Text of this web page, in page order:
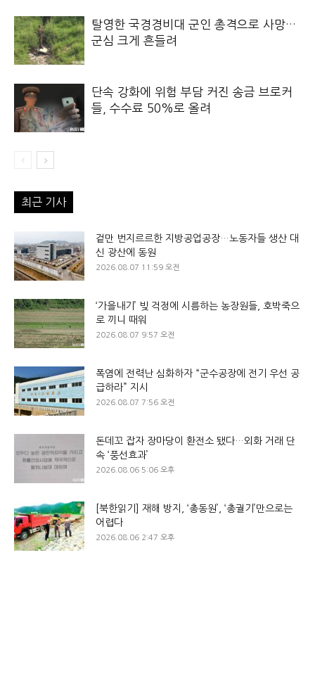
탈영한 국경경비대 군인 총격으로 사망…
군심 크게 흔들려
단속 강화에 위험 부담 커진 송금 브로커
들, 수수료 50%로 올려
최근 기사
겉만 번지르르한 지방공업공장…노동자들 생산 대
신 광산에 동원
2026.08.07 11:59 오전
‘가을내기’ 빚 걱정에 시름하는 농장원들, 호박죽으
로 끼니 때워
2026.08.07 9:57 오전
폭염에 전력난 심화하자 “군수공장에 전기 우선 공
급하라” 지시
2026.08.07 7:56 오전
돈데꼬 잡자 장마당이 환전소 됐다…외화 거래 단
속 ‘풍선효과’
2026.08.06 5:06 오후
[북한읽기] 재해 방지, ‘총동원’, ‘총궐기’만으로는
어렵다
2026.08.06 2:47 오후